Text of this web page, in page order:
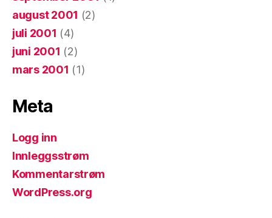
august 2001 (2)
juli 2001 (4)
juni 2001 (2)
mars 2001 (1)
Meta
Logg inn
Innleggsstrøm
Kommentarstrøm
WordPress.org